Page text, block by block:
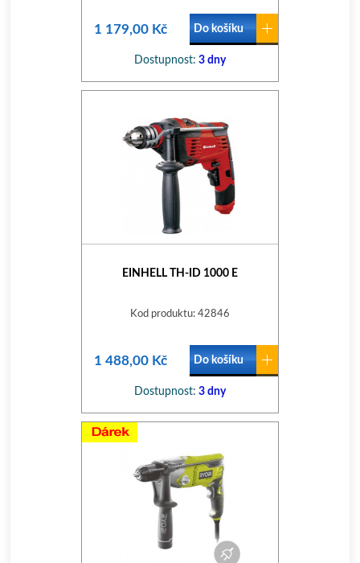
1 179,00 Kč Do košíku
Dostupnost: 3 dny
EINHELL TH-ID 1000 E
Kod produktu: 42846
1 488,00 Kč Do košíku
Dostupnost: 3 dny